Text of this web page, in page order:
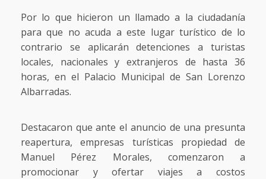
Por lo que hicieron un llamado a la ciudadanía
para que no acuda a este lugar turístico de lo
contrario se aplicarán detenciones a turistas
locales, nacionales y extranjeros de hasta 36
horas, en el Palacio Municipal de San Lorenzo
Albarradas.
Destacaron que ante el anuncio de una presunta
reapertura, empresas turísticas propiedad de
Manuel Pérez Morales, comenzaron a
promocionar y ofertar viajes a costos